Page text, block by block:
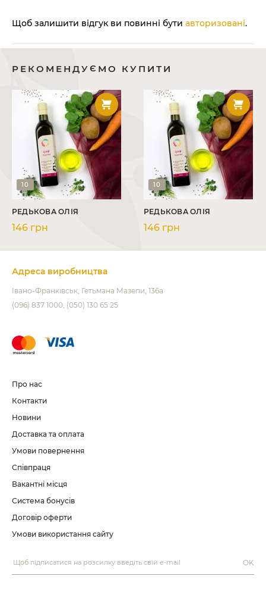
Щоб залишити відгук ви повинні бути авторизовані.
РЕКОМЕНДУЄМО КУПИТИ
10
РЕДЬКОВА ОЛІЯ
146 грн
10
РЕДЬКОВА ОЛІЯ
146 грн
Адреса виробництва
Івано-Франківськ Гетьмана Мазепи, 136а
(096) 837 1000 (050) 130 65 25
Про нас
Контакти
Новини
Доставка та оплата
Умови повернення
Співпраця
Вакантні місця
Система бонусів
Договір оферти
Умови використання сайту
OK